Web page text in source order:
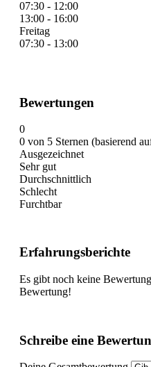
07:30 - 12:00
13:00 - 16:00
Freitag
07:30 - 13:00
Bewertungen
0
0 von 5 Sternen (basierend
Ausgezeichnet
Sehr gut
Durchschnittlich
Schlecht
Furchtbar
Erfahrungsberichte
Es gibt noch keine
Bewertung!
Schreibe eine